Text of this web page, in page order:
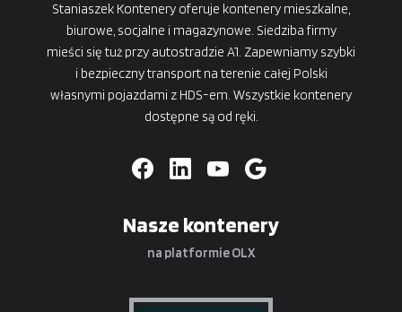
Staniaszek Kontenery oferuje kontenery mieszkalne,
biurowe, socjalne i magazynowe. Siedziba firmy
mieści się tuż przy autostradzie A1. Zapewniamy szybki
i bezpieczny transport na terenie całej Polski
własnymi pojazdami z HDS-em. Wszystkie kontenery
dostępne są od ręki.
Nasze kontenery
na platformie OLX